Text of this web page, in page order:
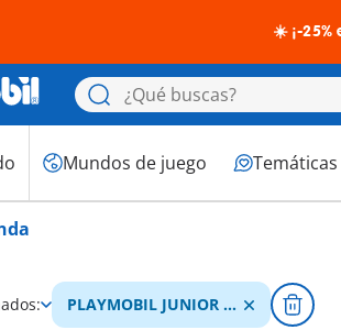
☀️ ¡-25%
Mundos de juego Temáticas
PLAYMOBIL JUNIOR &